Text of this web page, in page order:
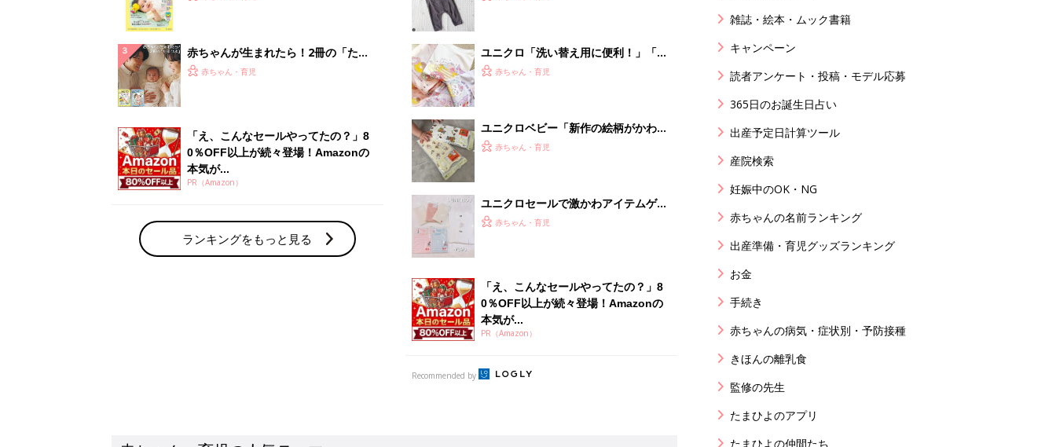
赤ちゃんが生まれたら！2冊の「たま
ひよ」
赤ちゃん・育児
「え、こんなセールやってたの？」8
0％OFF以上が続々登場！Amazonの
本気が...
PR（Amazon）
ランキングをもっと見る
ユニクロ「洗い替え用に便利！」「肌
着・レギンス・Tシャツなど」夏に向
赤ちゃん・育児
ユニクロベビー「新作の絵柄がかわい
い♪」「秋冬のインナーとしても◎」
赤ちゃん・育児
ユニクロセールで激かわアイテムゲッ
ト！ママたちの戦利品
赤ちゃん・育児
「え、こんなセールやってたの？」8
0％OFF以上が続々登場！Amazonの
本気が...
PR（Amazon）
Recommended by
雑誌・絵本・ムック書籍
キャンペーン
読者アンケート・投稿・モデル応募
365日のお誕生日占い
出産予定日計算ツール
産院検索
妊娠中のOK・NG
赤ちゃんの名前ランキング
出産準備・育児グッズランキング
お金
手続き
赤ちゃんの病気・症状別・予防接種
きほんの離乳食
監修の先生
たまひよのアプリ
たまひよの仲間たち